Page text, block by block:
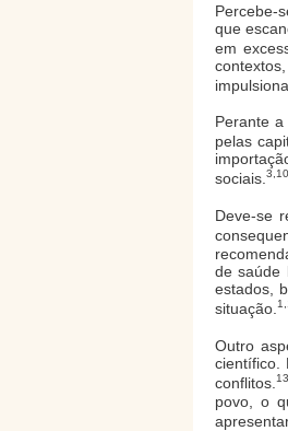
Percebe-
que
em
Perante
pelas
sociais.
Deve-se
de saúde
estados,
situação.
Outro
científico.
conflitos.
povo, o